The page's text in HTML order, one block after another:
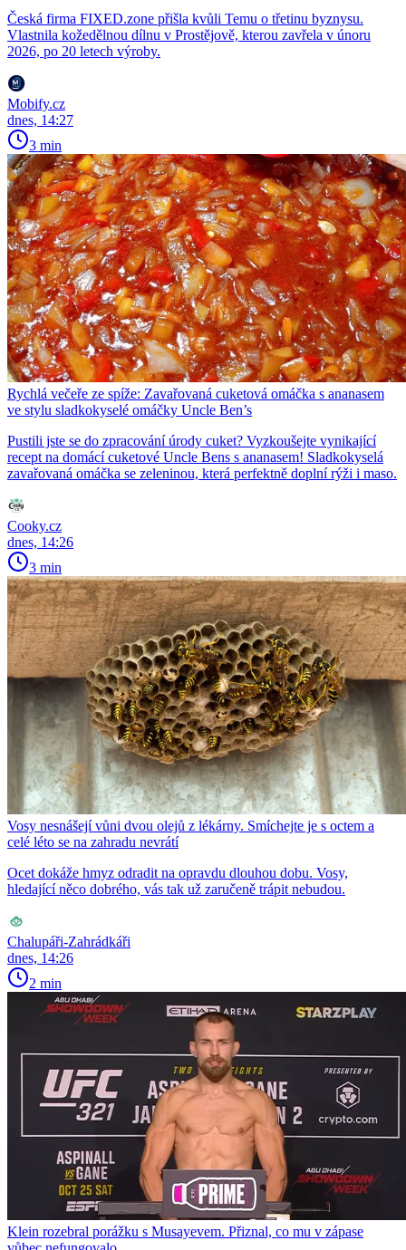
Česká firma FIXED.zone přišla kvůli Temu o třetinu byznysu.
Vlastnila kožedělnou dílnu v Prostějově, kterou zavřela v únoru
2026, po 20 letech výroby.
Mobify.cz
dnes, 14:27
3 min
Rychlá večeře ze spíže: Zavařovaná cuketová omáčka s ananasem
ve stylu sladkokyselé omáčky Uncle Ben’s
Pustili jste se do zpracování úrody cuket? Vyzkoušejte vynikající
recept na domácí cuketové Uncle Bens s ananasem! Sladkokyselá
zavařovaná omáčka se zeleninou, která perfektně doplní rýži i maso.
Cooky.cz
dnes, 14:26
3 min
Vosy nesnášejí vůni dvou olejů z lékárny. Smíchejte je s octem a
celé léto se na zahradu nevrátí
Ocet dokáže hmyz odradit na opravdu dlouhou dobu. Vosy,
hledající něco dobrého, vás tak už zaručeně trápit nebudou.
Chalupáři-Zahrádkáři
dnes, 14:26
2 min
Klein rozebral porážku s Musayevem. Přiznal, co mu v zápase